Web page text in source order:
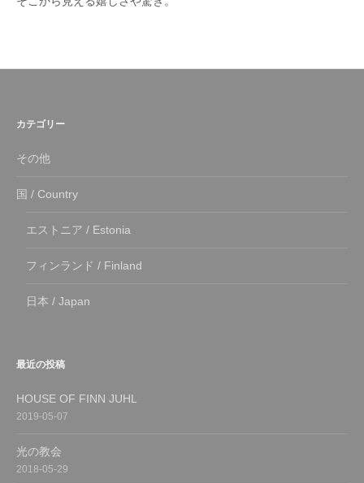
カテゴリー
その他
国 / Country
エストニア / Estonia
フィンランド / Finland
日本 / Japan
最近の投稿
HOUSE OF FINN JUHL
2019-05-07
光の教会
2018-05-29